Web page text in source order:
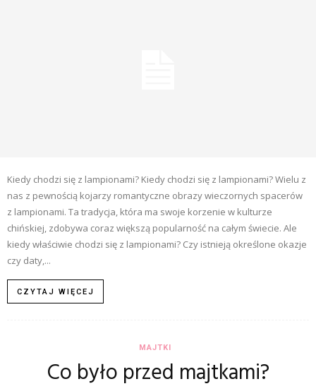
Kiedy chodzi się z lampionami? Kiedy chodzi się z lampionami? Wielu z
nas z pewnością kojarzy romantyczne obrazy wieczornych spacerów
z lampionami. Ta tradycja, która ma swoje korzenie w kulturze
chińskiej, zdobywa coraz większą popularność na całym świecie. Ale
kiedy właściwie chodzi się z lampionami? Czy istnieją określone okazje
czy daty,...
CZYTAJ WIĘCEJ
MAJTKI
Co było przed majtkami?